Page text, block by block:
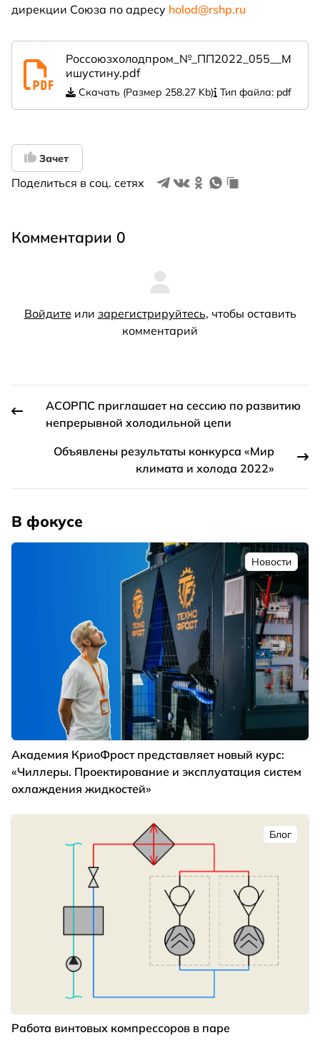
дирекции Союза по адресу holod@rshp.ru
Россоюзхолодпром_№_ПП2022_055__М
ишустину.pdf
Скачать (Размер 258.27 Kb) Тип файла: pdf
Зачет
Поделиться в соц. сетях
Комментарии 0
Войдите или зарегистрируйтесь, чтобы оставить
комментарий
АСОРПС приглашает на сессию по развитию
непрерывной холодильной цепи
Объявлены результаты конкурса «Мир
климата и холода 2022»
В фокусе
Новости
Академия КриоФрост представляет новый курс:
«Чиллеры. Проектирование и эксплуатация систем
охлаждения жидкостей»
Блог
Работа винтовых компрессоров в паре